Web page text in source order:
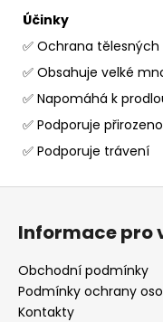
Účinky
✅ Ochrana
✅ Obsahuje velké
✅ Napomáhá k
✅ Podporuje
✅ Podporuje trávení
Z
Informace pro
Obchodní podmínky
Podmínky ochrany
Kontakty